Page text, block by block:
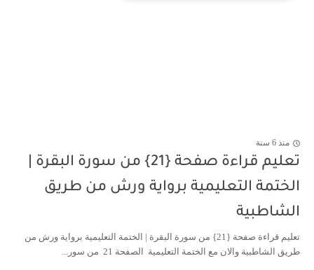
منذ 6 سنة
تعليم قراءة صفحة {21} من سورة البقرة |
الختمة التعليمية برواية ورش من طريق
الشاطبية
تعليم قراءة صفحة {21} من سورة البقرة | الختمة التعليمية برواية ورش من
طريق الشاطبية والان مع الختمة التعليمية الصفحة 21 من سور...